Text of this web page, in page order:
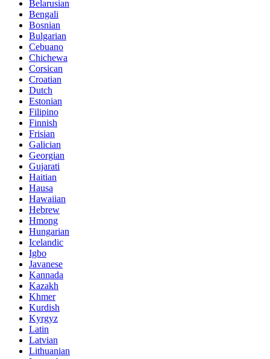
Belarusian
Bengali
Bosnian
Bulgarian
Cebuano
Chichewa
Corsican
Croatian
Dutch
Estonian
Filipino
Finnish
Frisian
Galician
Georgian
Gujarati
Haitian
Hausa
Hawaiian
Hebrew
Hmong
Hungarian
Icelandic
Igbo
Javanese
Kannada
Kazakh
Khmer
Kurdish
Kyrgyz
Latin
Latvian
Lithuanian